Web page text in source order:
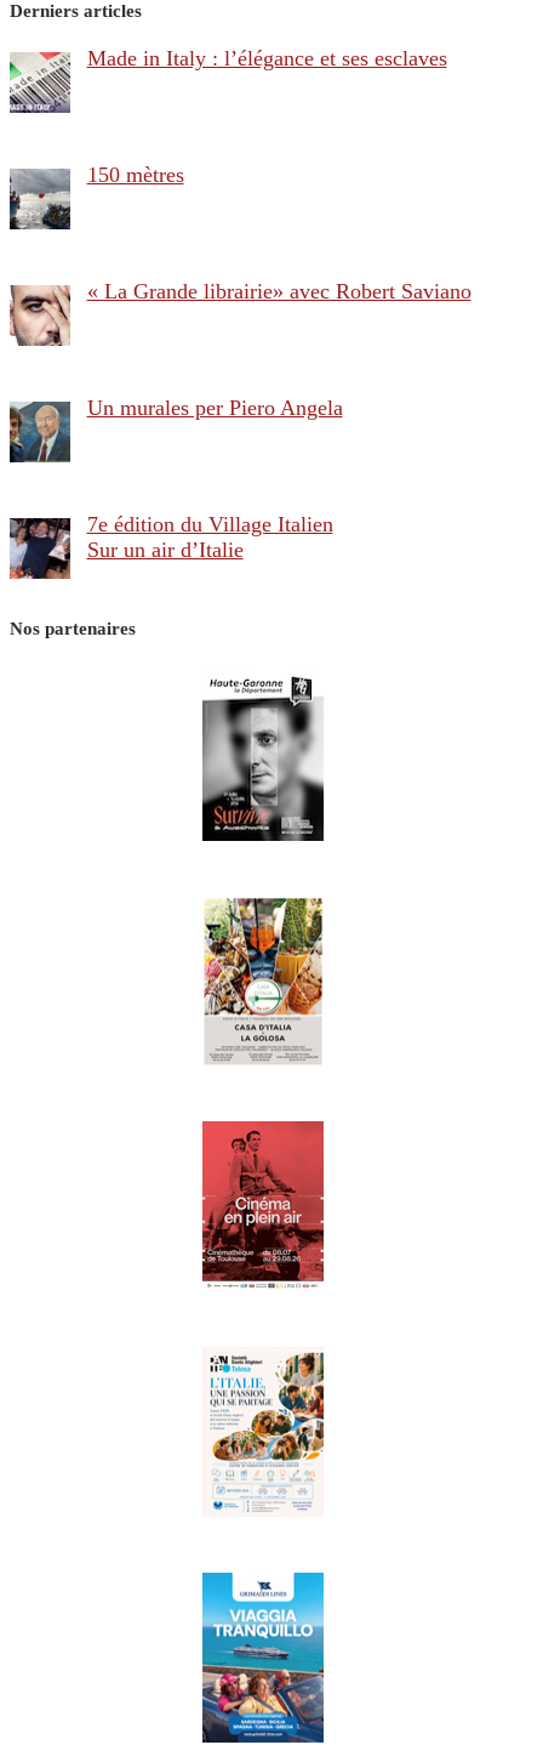
Derniers articles
Made in Italy : l’élégance et ses esclaves
150 mètres
« La Grande librairie» avec Robert Saviano
Un murales per Piero Angela
7e édition du Village Italien
Sur un air d’Italie
Nos partenaires